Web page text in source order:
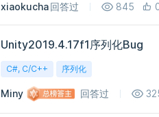
xiaokucha回答过 845
Unity2019.4.17f1序列化Bug
C#, C/C++ 序列化
Miny 回答过